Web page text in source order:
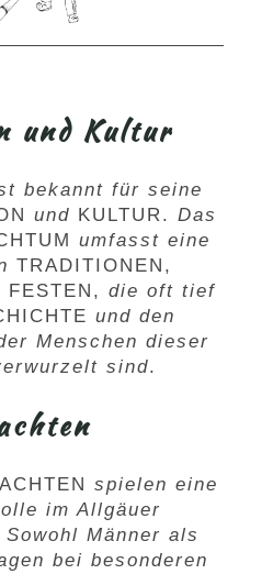
und Kultur
bekannt für seine
und KULTUR.Das
umfasst eine
TRADITIONEN ,
FESTEN ,die oft tief
und den
Menschen dieser
sind.
spielen eine
im Allgäuer
Sowohl Männer als
bei besonderen